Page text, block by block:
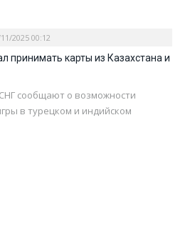
2025 00:12
принимать карты из Казахстана и
сообщают о возможности
в турецком и индийском